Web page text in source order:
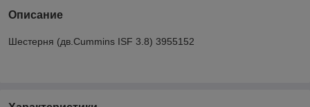
Описание
Шестерня (дв.Cummins ISF 3.8) 3955152